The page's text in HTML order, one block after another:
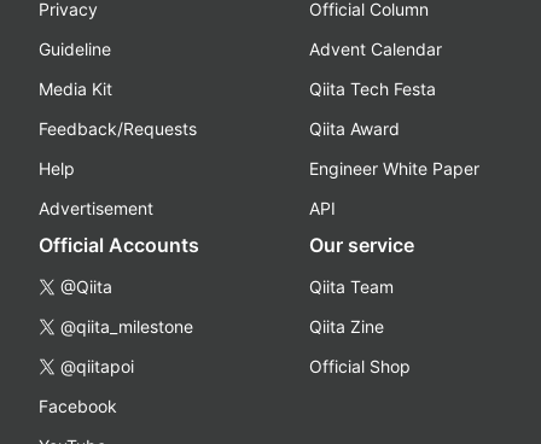
Privacy
Guideline
Media Kit
Feedback/Requests
Help
Advertisement
Official Column
Advent Calendar
Qiita Tech Festa
Qiita Award
Engineer White Paper
API
Official Accounts
@Qiita
@qiita_milestone
@qiitapoi
Facebook
Our service
Qiita Team
Qiita Zine
Official Shop